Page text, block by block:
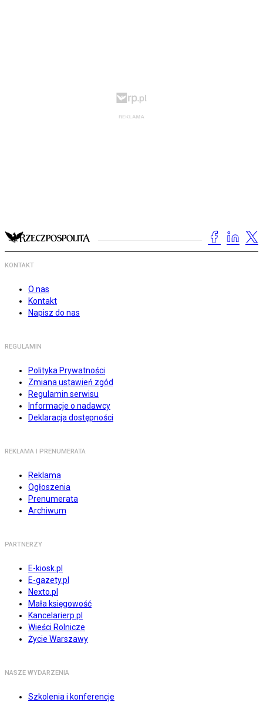
KONTAKT
O nas
Kontakt
Napisz do nas
REGULAMIN
Polityka Prywatności
Zmiana ustawień zgód
Regulamin serwisu
Informacje o nadawcy
Deklaracja dostępności
REKLAMA I PRENUMERATA
Reklama
Ogłoszenia
Prenumerata
Archiwum
PARTNERZY
E-kiosk.pl
E-gazety.pl
Nexto.pl
Mała księgowość
Kancelarierp.pl
Wieści Rolnicze
Życie Warszawy
NASZE WYDARZENIA
Szkolenia i konferencje